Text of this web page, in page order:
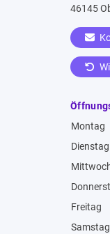
46145
Montag
Dienstag
Freitag
Samstag